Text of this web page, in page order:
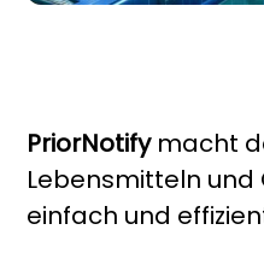
PriorNotifymacht
Lebensmitteln und
einfach und